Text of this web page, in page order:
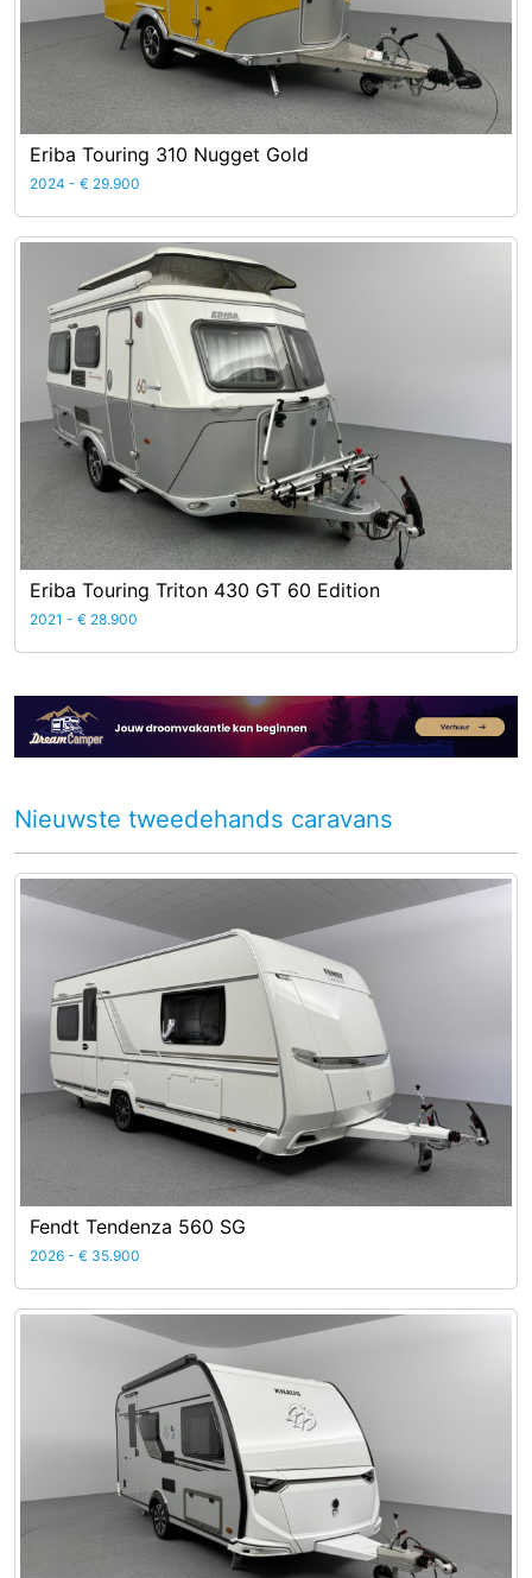
Eriba Touring 310 Nugget Gold
2024 - € 29.900
Eriba Touring Triton 430 GT 60 Edition
2021 - € 28.900
Nieuwste tweedehands caravans
Fendt Tendenza 560 SG
2026 - € 35.900